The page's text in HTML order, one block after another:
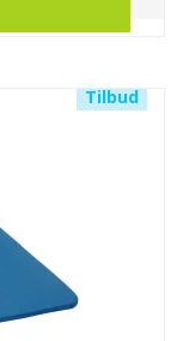
Tilbud